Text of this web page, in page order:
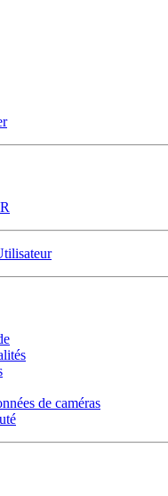
de caméras